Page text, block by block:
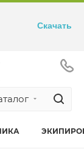
Скачать